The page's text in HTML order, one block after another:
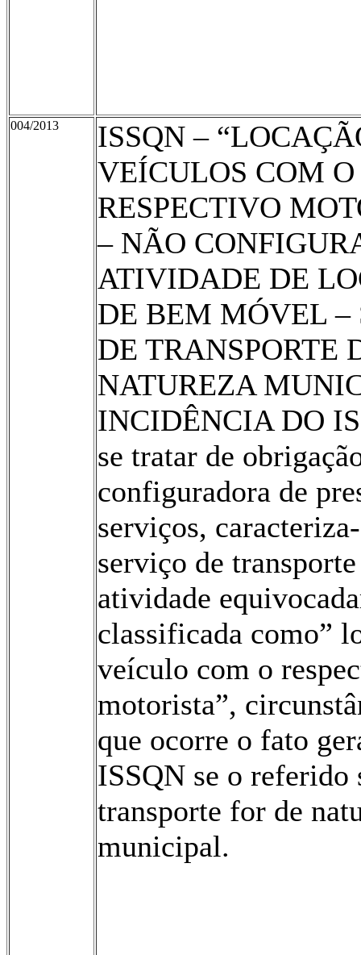
004/2013
ISSQN –
VEÍCULOS COM O
RESPECTIVO
– NÃO
ATIVIDADE DE
DE BEM MÓVEL –
DE TRANSPORTE
NATUREZA
INCIDÊNCIA DO
se tratar de
configuradora de
serviços,
serviço de
atividade
classificada como”
veículo com o
motorista”,
que ocorre o fato
ISSQN se o referido
transporte for de
municipal.